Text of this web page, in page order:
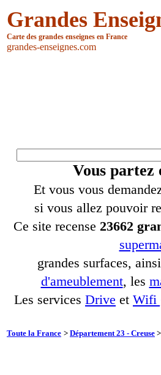
Grandes
Carte des grandes enseignes en France
grandes-enseignes.com
Vous partez
Et vous vous
si vous allez pouvoir
Ce site recense 23662
grandes surfaces,
d'ameublement, les
Les services Drive et Wifi
Toute la France > Département 23 - Creuse >